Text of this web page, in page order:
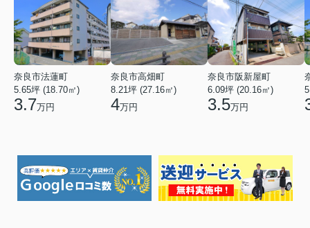
奈良市法蓮町
5.65坪 (18.70㎡)
3.7万円
奈良市高畑町
8.21坪 (27.16㎡)
4万円
奈良市阪新屋町
6.09坪 (20.16㎡)
3.5万円